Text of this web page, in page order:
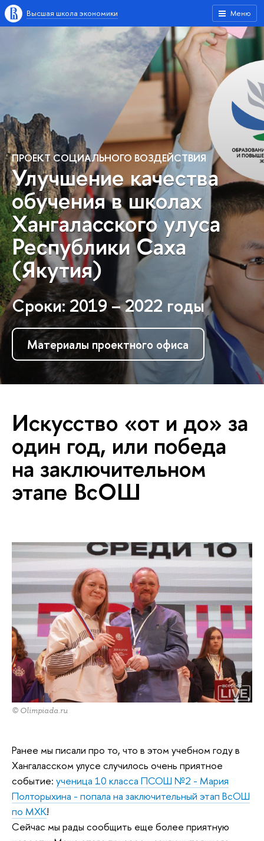
Меню
Высшая школа экономики
ПРОЕКТ СОЦИАЛЬНОГО ВОЗДЕЙСТВИЯ
Улучшение качества
обучения в школах
Хангаласского улуса
Республики Саха
(Якутия)
Сроки: 2019 – 2022 годы
Материалы проектного офиса
Искусство «от и до» за
один год, или победа
на заключительном
этапе ВсОШ
© Olimpiada.ru
Ранее мы писали про то, что в этом учебном году в
Хангаласском улусе случилось очень приятное
событие: ученица 10 класса ПСОШ №2 - Мария
Полторыхина - попала на заключительный этап ВсОШ
по МХК!
Сейчас мы рады сообщить еще более приятную